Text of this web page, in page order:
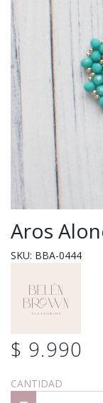
Aros
SKU: BBA-0444
$ 9.990
CANTIDAD